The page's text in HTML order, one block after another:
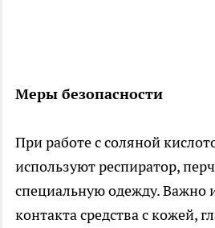
Меры безопасности
При работе с соляной
используют респиратор,
специальную одежду. Важно
контакта средства с кожей,